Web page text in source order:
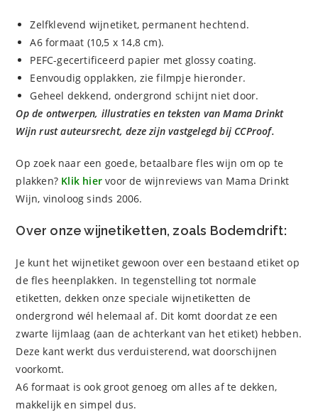
Zelfklevend wijnetiket, permanent hechtend.
A6 formaat (10,5 x 14,8 cm).
PEFC-gecertificeerd papier met glossy coating.
Eenvoudig opplakken, zie filmpje hieronder.
Geheel dekkend, ondergrond schijnt niet door.
Op de ontwerpen, illustraties en teksten van Mama Drinkt
Wijn rust auteursrecht, deze zijn vastgelegd bij CCProof.
Op zoek naar een goede, betaalbare fles wijn om op te
plakken? Klik hier voor de wijnreviews van Mama Drinkt
Wijn, vinoloog sinds 2006.
Over onze wijnetiketten, zoals Bodemdrift:
Je kunt het wijnetiket gewoon over een bestaand etiket op
de fles heenplakken. In tegenstelling tot normale
etiketten, dekken onze speciale wijnetiketten de
ondergrond wél helemaal af. Dit komt doordat ze een
zwarte lijmlaag (aan de achterkant van het etiket) hebben.
Deze kant werkt dus verduisterend, wat doorschijnen
voorkomt.
A6 formaat is ook groot genoeg om alles af te dekken,
makkelijk en simpel dus.